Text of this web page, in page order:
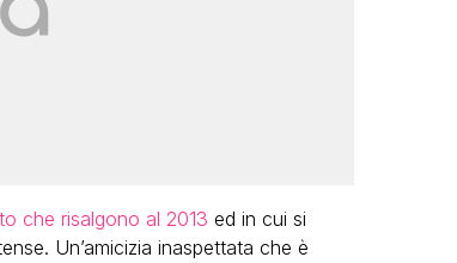
che risalgono al 2013 ed in cui si
Un’amicizia inaspettata che è